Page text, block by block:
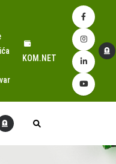
KOM.NET